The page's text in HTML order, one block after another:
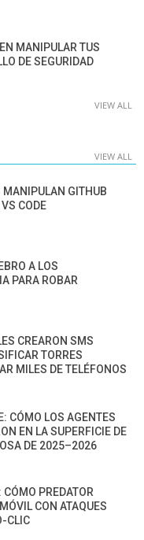
MANIPULAR TUS
DE SEGURIDAD
VIEW ALL
VIEW ALL
MANIPULAN GITHUB
CODE
A LOS
PARA ROBAR
CREARON SMS
TORRES
MILES DE TELÉFONOS
CÓMO LOS AGENTES
EN LA SUPERFICIE DE
DE 2025–2026
PREDATOR
CON ATAQUES
CLIC